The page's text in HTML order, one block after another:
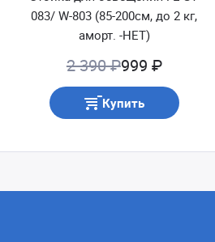
083/ W-803 (85-200см, до 2 кг,
аморт. -НЕТ)
2 390 ₽999 ₽
Купить